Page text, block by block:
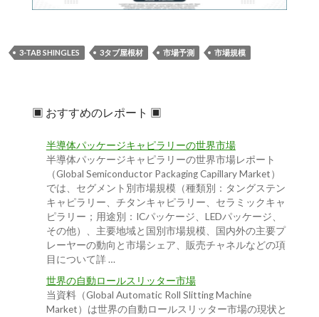
3-TAB SHINGLES 3タブ屋根材 市場予測 市場規模
▣ おすすめのレポート ▣
半導体パッケージキャピラリーの世界市場
半導体パッケージキャピラリーの世界市場レポート
（Global Semiconductor Packaging Capillary Market）
では、セグメント別市場規模（種類別：タングステン
キャピラリー、チタンキャピラリー、セラミックキャ
ピラリー；用途別：ICパッケージ、LEDパッケージ、
その他）、主要地域と国別市場規模、国内外の主要プ
レーヤーの動向と市場シェア、販売チャネルなどの項
目について詳 …
世界の自動ロールスリッター市場
当資料（Global Automatic Roll Slitting Machine
Market）は世界の自動ロールスリッター市場の現状と